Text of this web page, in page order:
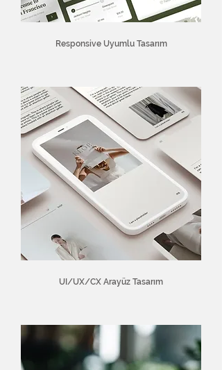
Responsive Uyumlu Tasarım
UI/UX/CX Arayüz Tasarım